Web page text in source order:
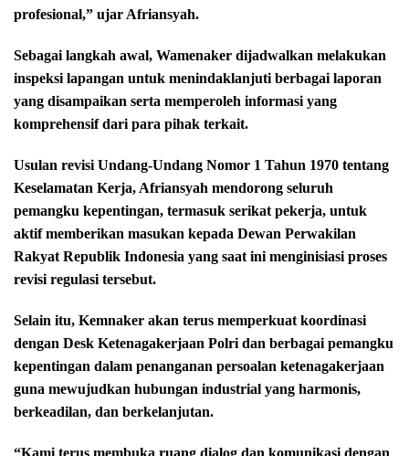
profesional,” ujar Afriansyah.
Sebagai langkah awal, Wamenaker dijadwalkan melakukan
inspeksi lapangan untuk menindaklanjuti berbagai laporan
yang disampaikan serta memperoleh informasi yang
komprehensif dari para pihak terkait.
Usulan revisi Undang-Undang Nomor 1 Tahun 1970 tentang
Keselamatan Kerja, Afriansyah mendorong seluruh
pemangku kepentingan, termasuk serikat pekerja, untuk
aktif memberikan masukan kepada Dewan Perwakilan
Rakyat Republik Indonesia yang saat ini menginisiasi proses
revisi regulasi tersebut.
Selain itu, Kemnaker akan terus memperkuat koordinasi
dengan Desk Ketenagakerjaan Polri dan berbagai pemangku
kepentingan dalam penanganan persoalan ketenagakerjaan
guna mewujudkan hubungan industrial yang harmonis,
berkeadilan, dan berkelanjutan.
“Kami terus membuka ruang dialog dan komunikasi dengan